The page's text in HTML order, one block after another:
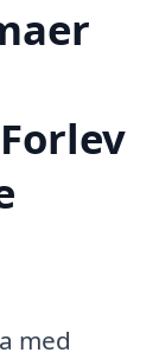
med